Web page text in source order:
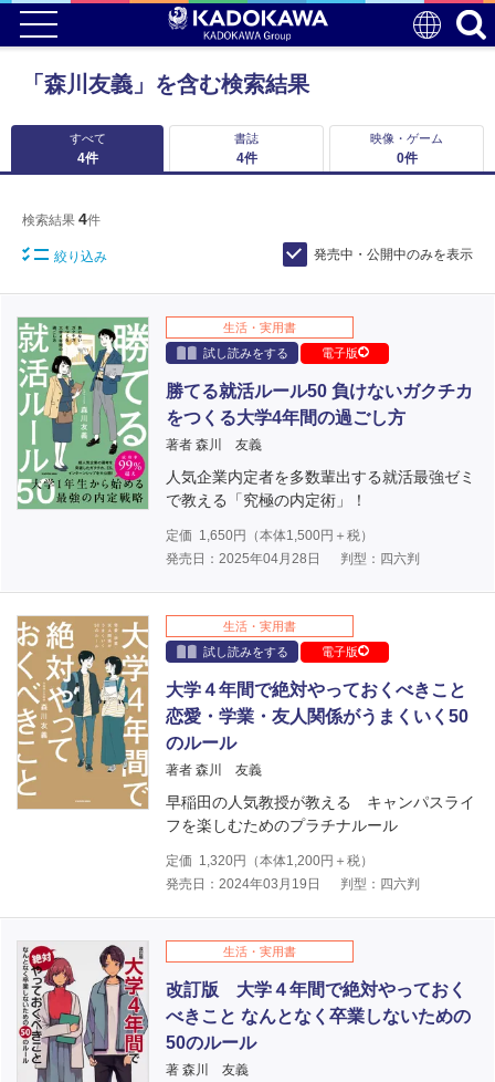
「森川友義」を含む検索結果
すべて
4件
書誌
4件
映像・ゲーム
0件
検索結果 4件
絞り込み 発売中・公開中のみを表示
生活・実用書
試し読みをする
電子版
勝てる就活ルール50 負けないガクチカ
をつくる大学4年間の過ごし方
著者 森川 友義
人気企業内定者を多数輩出する就活最強ゼミ
で教える「究極の内定術」！
定価 1,650円（本体1,500円＋税）
発売日：2025年04月28日
判型：四六判
生活・実用書
試し読みをする
電子版
大学４年間で絶対やっておくべきこと
恋愛・学業・友人関係がうまくいく50
のルール
著者 森川 友義
早稲田の人気教授が教える キャンパスライ
フを楽しむためのプラチナルール
定価 1,320円（本体1,200円＋税）
発売日：2024年03月19日
判型：四六判
生活・実用書
改訂版 大学４年間で絶対やっておく
べきこと なんとなく卒業しないための
50のルール
著 森川 友義